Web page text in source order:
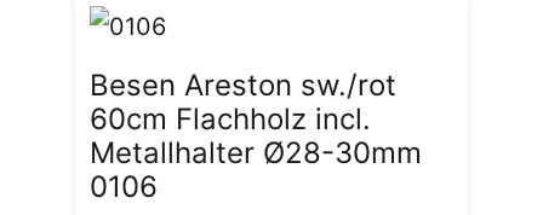
Besen Areston sw./rot
60cm Flachholz incl.
Metallhalter Ø28-30mm
0106